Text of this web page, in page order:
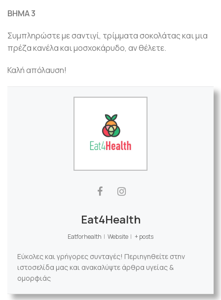
ΒΗΜΑ 3
Συμπληρώστε με σαντιγί, τρίμματα σοκολάτας και μια
πρέζα κανέλα και μοσχοκάρυδο, αν θέλετε.
Καλή απόλαυση!
Eat4Health
Eatforhealth | Website | + posts
Εύκολες και γρήγορες συνταγές! Περιηγηθείτε στην
ιστοσελίδα μας και ανακαλύψτε άρθρα υγείας &
ομορφιάς